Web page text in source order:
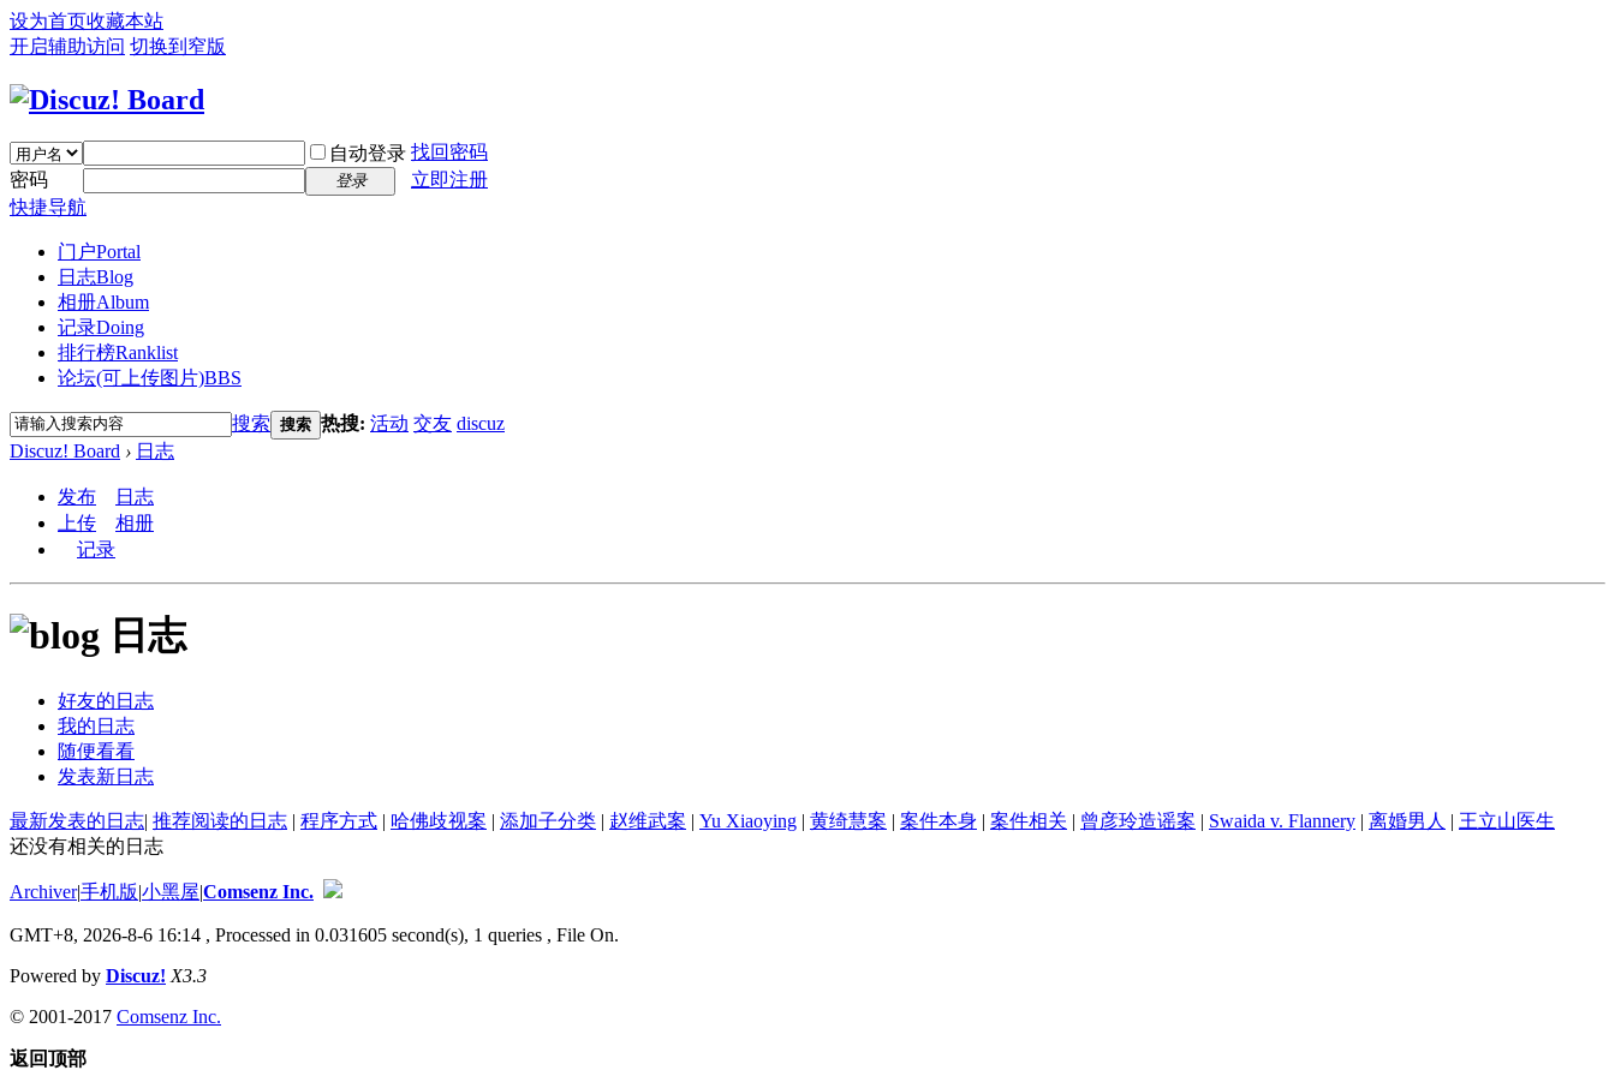
设为首页收藏本站
开启辅助访问 切换到窄版
自动登录 找回密码
密码
登录
立即注册
快捷导航
门户Portal
日志Blog
相册Album
记录Doing
排行榜Ranklist
论坛(可上传图片)BBS
搜索 搜索 热搜: 活动 交友 discuz
Discuz! Board › 日志
发布
日志
上传
相册
记录
日志
好友的日志
我的日志
随便看看
发表新日志
最新发表的日志| 推荐阅读的日志 | 程序方式 | 哈佛歧视案 | 添加子分类 | 赵维武案 | Yu Xiaoying | 黄绮慧案 | 案件本身 | 案件相关 | 曾彦玲造谣案 | Swaida v. Flannery | 离婚男人 | 王立山医生
还没有相关的日志
Archiver|手机版|小黑屋|Comsenz Inc.
GMT+8, 2026-8-6 16:14 , Processed in 0.031605 second(s), 1 queries , File On.
Powered by Discuz! X3.3
© 2001-2017 Comsenz Inc.
返回顶部